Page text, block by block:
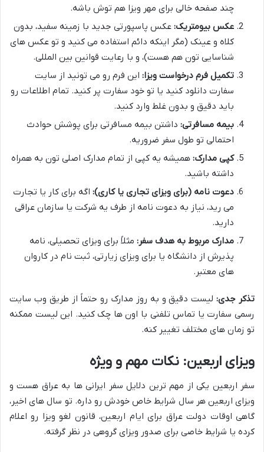
چند صفحه خالی برای مهر ویزا هم توش باشه.
عکس بیومتریک: عکس پاسپورتی جدید با زمینه سفید، بدون
کلاه و عینک (مگر اینکه دائم استفاده می کنید و تو عکس های
شناسایی تون هم هست)، و با رعایت قوانین بین المللی.
تکمیل فرم درخواست ویزا: این فرم رو می تونید از سایت
سفارت دانلود کنید یا تو خود سفارت پر کنید. تمام اطلاعات رو
باید دقیق و بدون غلط وارد کنید.
بیمه مسافرتی: داشتن بیمه مسافرتی برای پوشش حوادث
احتمالی تو طول سفر ضروریه.
کپی مدارک: همیشه یه کپی از تمام مدارک اصلی تون به همراه
داشته باشید.
دعوت نامه (برای ویزای تجاری یا کاری): اگه برای کار یا تجارت
می رید، نیاز به دعوت نامه از طرف یه شرکت یا سازمان عراقی
دارید.
مدارک مربوط به هدف سفر: مثلاً برای ویزای تحصیلی، نامه
پذیرش از دانشگاه یا برای ویزای زیارتی، ثبت نام در کاروان
های معتبر.
تذکر جدی:لیست دقیق و به روز مدارک رو حتماً از طریق وب سایت
رسمی سفارت یا تماس تلفنی با اون ها چک کنید. این لیست ممکنه
تو زمان های مختلف تغییر کنه.
ویزای اربعین: نکات مهم و ویژه
سفر اربعین یکی از مهم ترین دلایل سفر ایرانی ها به عراق هست و
ویزای اربعین هر سال شرایط خاص خودش رو داره. تو سال های اخیر،
گاهی اوقات دولت عراق برای ایام اربعین، قانون لغو ویزا رو اعلام
کرده یا شرایط خاصی برای صدور ویزای گروهی در نظر گرفته.